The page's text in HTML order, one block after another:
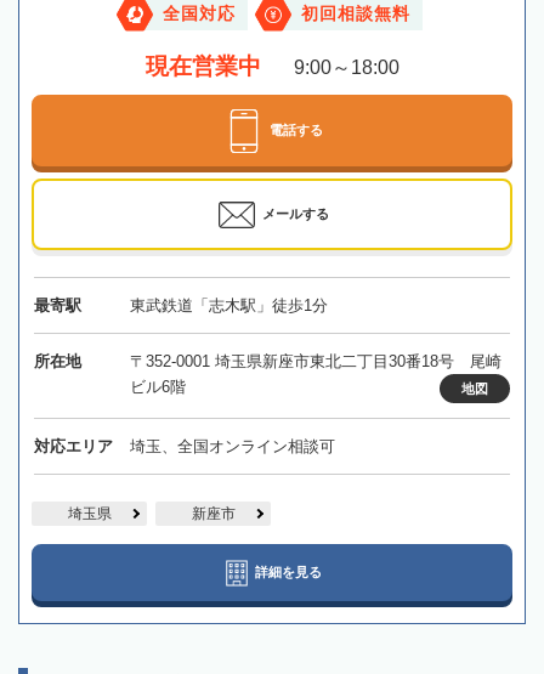
全国対応 初回相談無料
現在営業中 9:00～18:00
電話する
メールする
最寄駅 東武鉄道「志木駅」徒歩1分
所在地
〒352-0001 埼玉県新座市東北二丁目30番18号 尾崎
ビル6階
地図
対応エリア 埼玉、全国オンライン相談可
埼玉県 新座市
詳細を見る